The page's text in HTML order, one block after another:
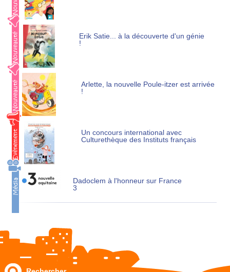
Erik Satie... à la découverte d'un génie
!
Arlette, la nouvelle Poule-itzer est arrivée
!
Un concours international avec
Culturethèque des Instituts français
Dadoclem à l'honneur sur France
3